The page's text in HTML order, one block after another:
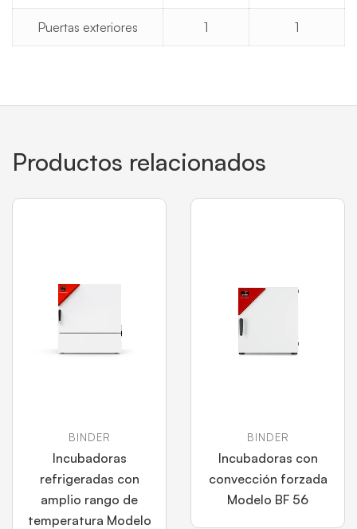
Puertas exteriores 1 1
Productos relacionados
BINDER
Incubadoras
refrigeradas con
amplio rango de
temperatura Modelo
BINDER
Incubadoras con
convección forzada
Modelo BF 56